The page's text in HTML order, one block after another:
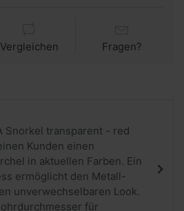
Vergleichen Fragen?
Snorkel transparent - red
Kunden einen
in aktuellen Farben. Ein
ermöglicht den Metall-
unverwechselbaren Look.
für